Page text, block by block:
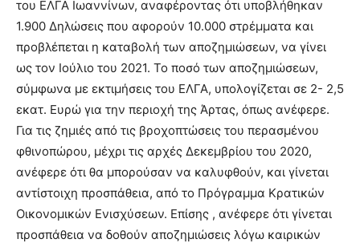
του ΕΛΓΑ Ιωαννίνων, αναφέροντας ότι υποβλήθηκαν
1.900 Δηλώσεις που αφορούν 10.000 στρέμματα και
προβλέπεται η καταβολή των αποζημιώσεων, να γίνει
ως τον Ιούλιο του 2021. Το ποσό των αποζημιώσεων,
σύμφωνα με εκτιμήσεις του ΕΛΓΑ, υπολογίζεται σε 2- 2,5
εκατ. Ευρώ για την περιοχή της Άρτας, όπως ανέφερε.
Για τις ζημιές από τις βροχοπτώσεις του περασμένου
φθινοπώρου, μέχρι τις αρχές Δεκεμβρίου του 2020,
ανέφερε ότι θα μπορούσαν να καλυφθούν, και γίνεται
αντίστοιχη προσπάθεια, από το Πρόγραμμα Κρατικών
Οικονομικών Ενισχύσεων. Επίσης , ανέφερε ότι γίνεται
προσπάθεια να δοθούν αποζημιώσεις λόγω καιρικών